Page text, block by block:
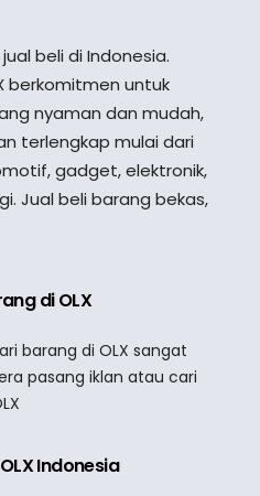
beli di Indonesia.
berkomitmen untuk
nyaman dan mudah,
terlengkap mulai dari
gadget, elektronik,
Jual beli barang bekas,
di OLX
barang di OLX sangat
pasang iklan atau cari
Indonesia